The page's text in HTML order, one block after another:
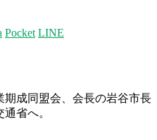
Pocket LINE
成同盟会、会長の岩谷市長
省へ。